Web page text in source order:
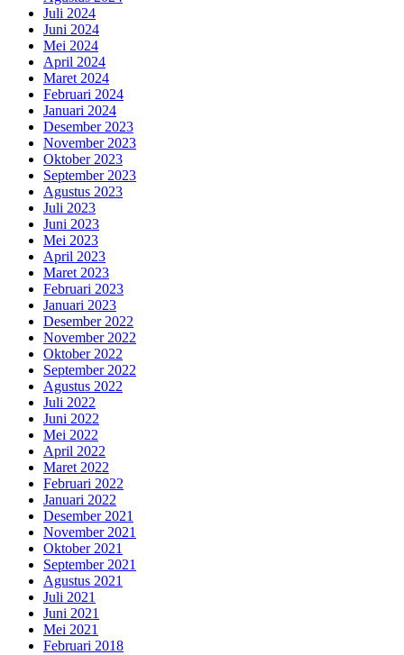
Juli 2024
Juni 2024
Mei 2024
April 2024
Maret 2024
Februari 2024
Januari 2024
Desember 2023
November 2023
Oktober 2023
September 2023
Agustus 2023
Juli 2023
Juni 2023
Mei 2023
April 2023
Maret 2023
Februari 2023
Januari 2023
Desember 2022
November 2022
Oktober 2022
September 2022
Agustus 2022
Juli 2022
Juni 2022
Mei 2022
April 2022
Maret 2022
Februari 2022
Januari 2022
Desember 2021
November 2021
Oktober 2021
September 2021
Agustus 2021
Juli 2021
Juni 2021
Mei 2021
Februari 2018